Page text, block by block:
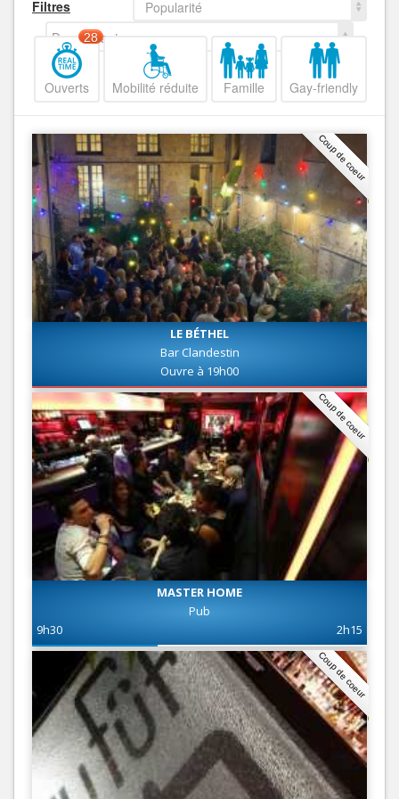
Filtres
Popularité
Decroissant
Ouverts
28
Mobilité réduite Famille Gay-friendly
Coup de coeur
LE BÉTHEL
Bar Clandestin
Ouvre à 19h00
Coup de coeur
MASTER HOME
Pub
9h30
2h15
Coup de coeur